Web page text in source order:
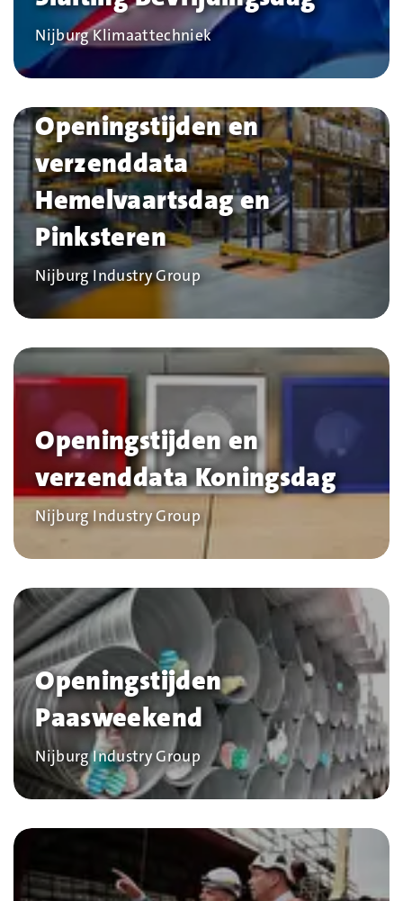
Bedrijf
Nijburg Klimaattechniek
Openingstijden en
verzenddata
Hemelvaartsdag en
Pinksteren
Bedrijf
Nijburg Industry Group
Openingstijden en
verzenddata Koningsdag
Bedrijf
Nijburg Industry Group
Openingstijden
Paasweekend
Bedrijf
Nijburg Industry Group